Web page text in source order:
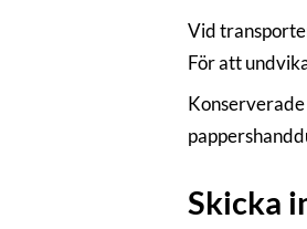
Vid
För att
Skicka